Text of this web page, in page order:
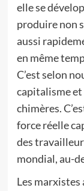
elle se
produire non
aussi
en même
C’est selon
capitalisme et
chimères.
force réelle
des
mondial, au-
Les